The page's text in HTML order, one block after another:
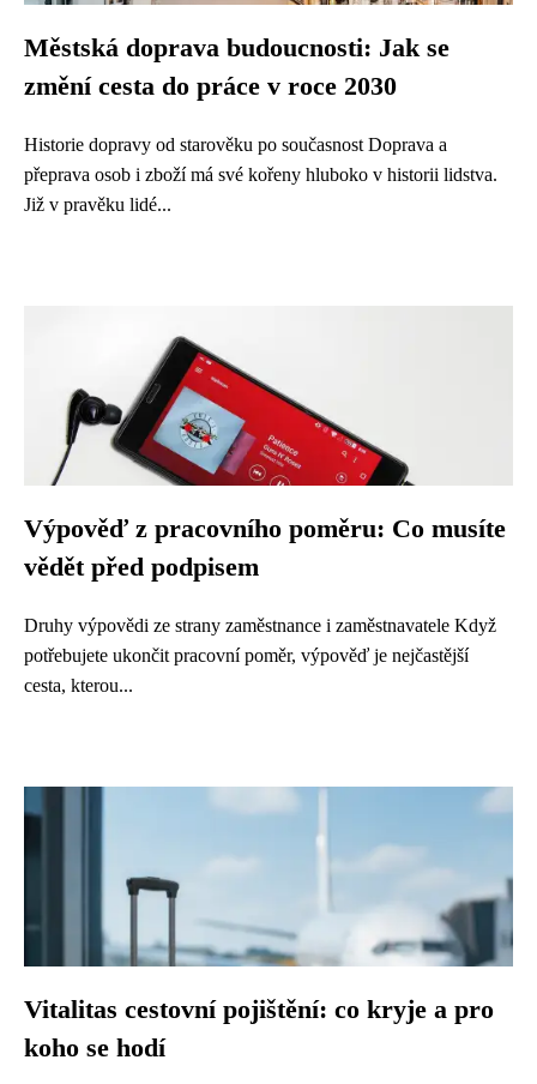
Městská doprava budoucnosti: Jak se
změní cesta do práce v roce 2030
Historie dopravy od starověku po současnost Doprava a
přeprava osob i zboží má své kořeny hluboko v historii lidstva.
Již v pravěku lidé...
Výpověď z pracovního poměru: Co musíte
vědět před podpisem
Druhy výpovědi ze strany zaměstnance i zaměstnavatele Když
potřebujete ukončit pracovní poměr, výpověď je nejčastější
cesta, kterou...
Vitalitas cestovní pojištění: co kryje a pro
koho se hodí